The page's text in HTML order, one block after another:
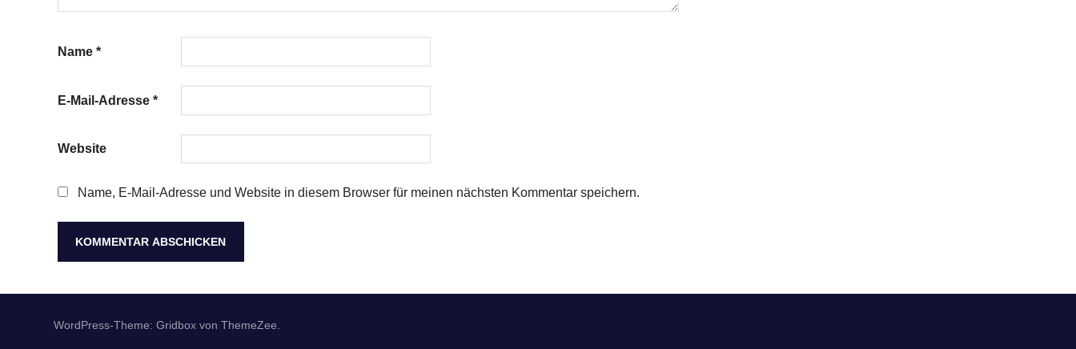
Name *
E-Mail-Adresse *
Website
Name, E-Mail-Adresse und Website in diesem Browser für meinen nächsten Kommentar speichern.
WordPress-Theme: Gridbox von ThemeZee.